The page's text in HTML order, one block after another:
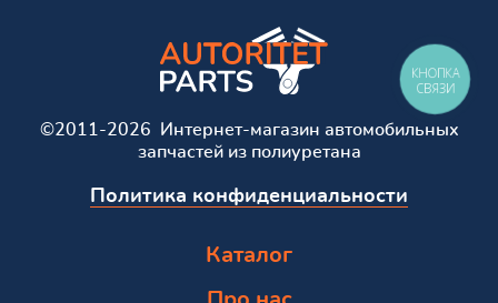
©2011-2026 Интернет-магазин автомобильных
запчастей из полиуретана
Политика конфиденциальности
Каталог
КНОПКА
СВЯЗИ